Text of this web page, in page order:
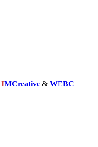
IMCreative & WEBC